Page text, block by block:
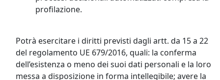
profilazione.
Potrà esercitare i diritti previsti dagli artt. da 15 a 22
del regolamento UE 679/2016, quali: la conferma
dell’esistenza o meno dei suoi dati personali e la loro
messa a disposizione in forma intellegibile; avere la